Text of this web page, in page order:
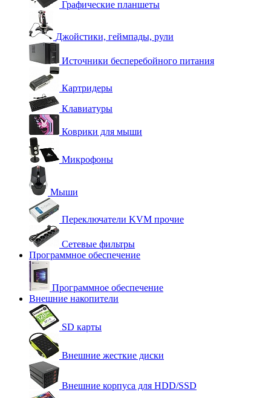
Графические планшеты
Джойстики, геймпады, рули
Источники бесперебойного питания
Картридеры
Клавиатуры
Коврики для мыши
Микрофоны
Мыши
Переключатели KVM прочие
Сетевые фильтры
Программное обеспечение
Программное обеспечение
Внешние накопители
SD карты
Внешние жесткие диски
Внешние корпуса для HDD/SSD